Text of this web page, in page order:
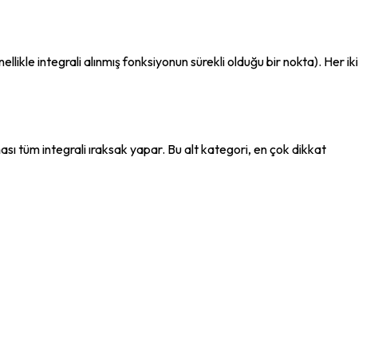
integrali alınmış fonksiyonun sürekli olduğu bir nokta). Her iki
tüm integrali ıraksak yapar. Bu alt kategori, en çok dikkat